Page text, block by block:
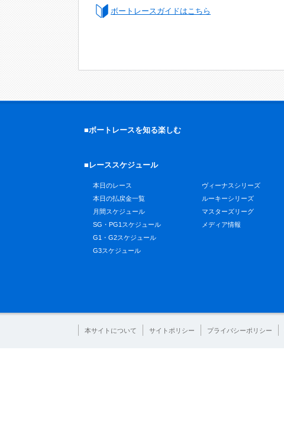
ボートレースガイドはこちら
■ボートレースを知る楽しむ
■レーススケジュール
本日のレース
本日の払戻金一覧
月間スケジュール
SG・PG1スケジュール
G1・G2スケジュール
G3スケジュール
ヴィーナスシリーズ
ルーキーシリーズ
マスターズリーグ
メディア情報
本サイトについて サイトポリシー プライバシーポリシー